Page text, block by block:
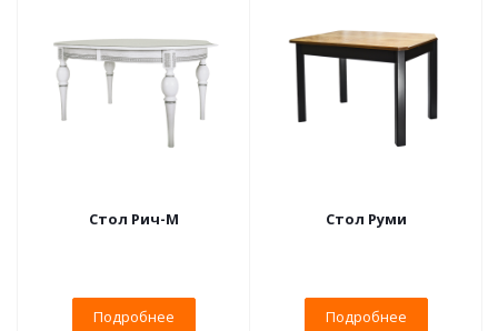
Стол Рич-М
Подробнее
Стол Руми
Подробнее